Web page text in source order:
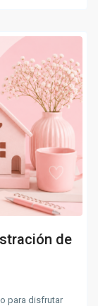
de
para disfrutar